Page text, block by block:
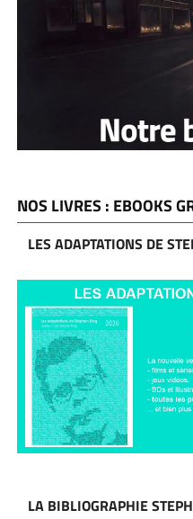
NOS LIVRES : EBOOKS
LES ADAPTATIONS DE
LA BIBLIOGRAPHIE